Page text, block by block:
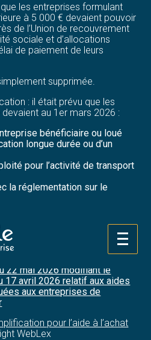
les entreprises formulant
à 5 000 € devaient pouvoir
de l’Union de recouvrement
sociale et d’allocations
de paiement de leurs
supprimée.
: il était prévu que les
au 1er mars 2026 :
bénéficiaire ou loué
longue durée ou d’un
pour l’activité de transport
la réglementation sur le
et non plus au 1er mars 2026.
22 mai 2026 modifiant le
17 avril 2026 relatif aux aides
aux entreprises de
pour l’aide à l’achat
WebLex